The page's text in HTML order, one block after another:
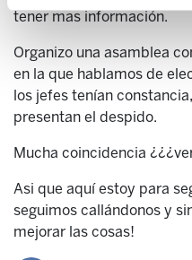
tener mas información.
Organizo una asamblea
en la que hablamos de
los jefes tenían
presentan el despido.
Mucha coincidencia
Asi que aquí estoy para
seguimos callándonos y
mejorar las cosas!